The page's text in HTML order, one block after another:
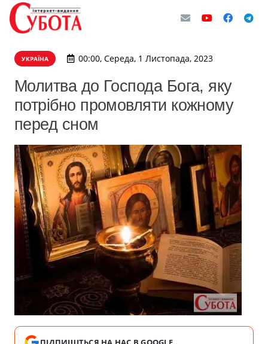
УКРАЇНА 00:00, Середа, 1 Листопада, 2023
Молитва до Господа Бога, яку
потрібно промовляти кожному
перед сном